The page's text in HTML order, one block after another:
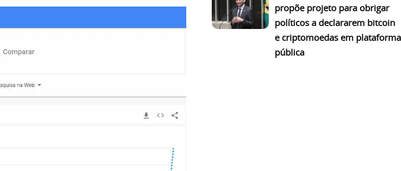
propõe projeto para obrigar
políticos a declararem bitcoin
e criptomoedas em plataforma
pública